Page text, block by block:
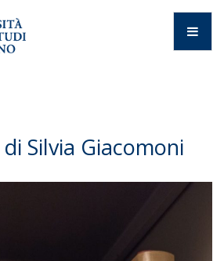
Silvia Giacomoni